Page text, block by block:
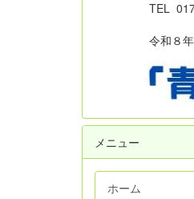
TEL
令和８
メニュー
ホーム